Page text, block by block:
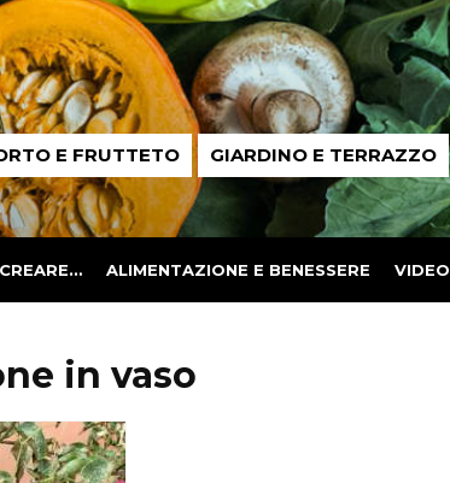
E FRUTTETO GIARDINO E TERRAZZO
ALIMENTAZIONE E BENESSERE VIDEO
in vaso